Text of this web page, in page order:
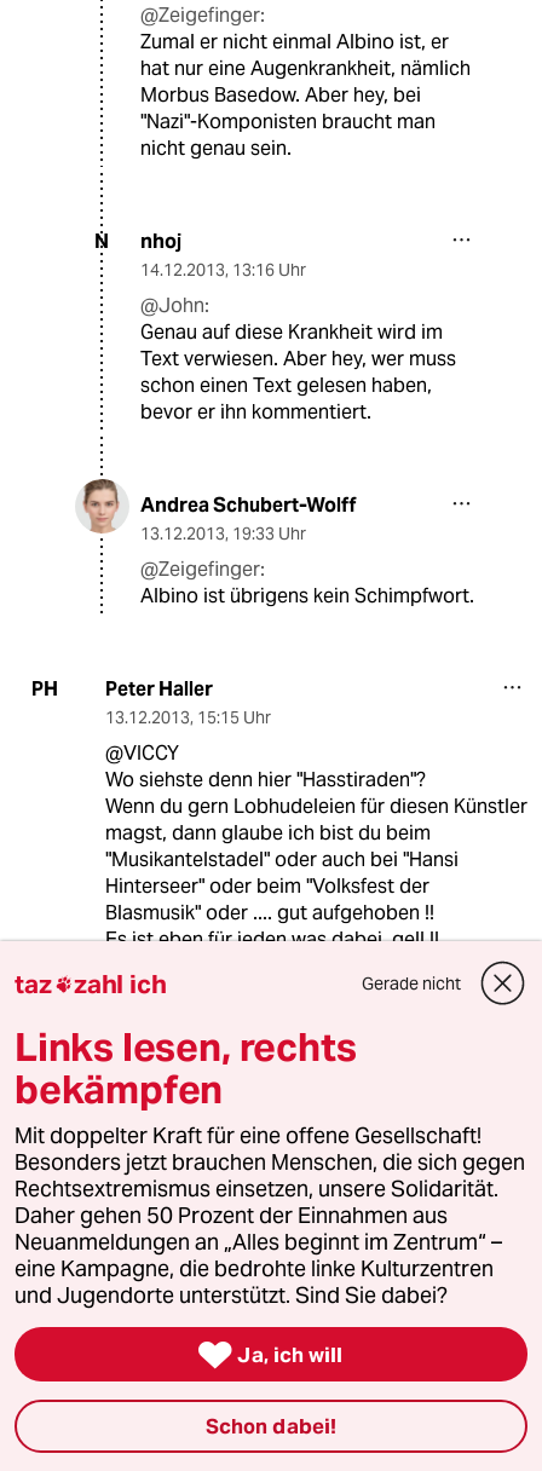
@Zeigefinger:
Zumal er nicht einmal Albino ist, er
hat nur eine Augenkrankheit, nämlich
Morbus Basedow. Aber hey, bei
"Nazi"-Komponisten braucht man
nicht genau sein.
N nhoj
14.12.2013, 13:16 Uhr
@John:
Genau auf diese Krankheit wird im
Text verwiesen. Aber hey, wer muss
schon einen Text gelesen haben,
bevor er ihn kommentiert.
Andrea Schubert-Wolff
13.12.2013, 19:33 Uhr
@Zeigefinger:
Albino ist übrigens kein Schimpfwort.
PH Peter Haller
13.12.2013, 15:15 Uhr
@VICCY
Wo siehste denn hier "Hasstiraden"?
Wenn du gern Lobhudeleien für diesen Künstler
magst, dann glaube ich bist du beim
"Musikantelstadel" oder auch bei "Hansi
Hinterseer" oder beim "Volksfest der
Blasmusik" oder .... gut aufgehoben !!
Es ist eben für jeden was dabei, gell !!
V Viccy
16.12.2013,
@Peter Haller:
Musikantenstadl, das wäre doch
auch mal ein Feld für aufgeregte
antifaschistische taz-Arbeit! Da wird
über die "schöne Heimat" usw.
gesungen (pfui!), wenn frei.wild das
tun, ist ja schließlich auch Schluss mit
Lustig.
T tommy
14:53 Uhr
Er ist und bleibt ein ganz Großer!
taz zahl ich Gerade nicht
Links lesen, rechts
bekämpfen
Mit doppelter Kraft für eine offene Gesellschaft!
Besonders jetzt brauchen Menschen, die sich gegen
Rechtsextremismus einsetzen, unsere Solidarität.
Daher gehen 50 Prozent der Einnahmen aus
Neuanmeldungen an „Alles beginnt im Zentrum“ –
eine Kampagne, die bedrohte linke Kulturzentren
und Jugendorte unterstützt. Sind Sie dabei?
 Ja, ich will
Schon dabei!